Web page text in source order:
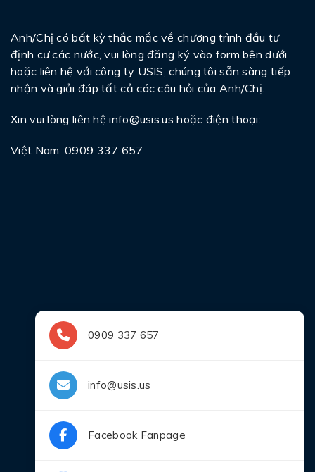
Anh/Chị có bất kỳ thắc mắc về chương trình đầu tư
định cư các nước, vui lòng đăng ký vào form bên dưới
hoặc liên hệ với công ty USIS, chúng tôi sẵn sàng tiếp
nhận và giải đáp tất cả các câu hỏi của Anh/Chị.
Xin vui lòng liên hệinfo@usis.us hoặc điện thoại:
Việt Nam: 0909 337 657
0909 337 657
info@usis.us
Facebook Fanpage